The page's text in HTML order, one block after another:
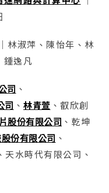
｜林淑萍、陳怡年、林
鍾逸凡
司 、
司 、 林青萱 、叡欣創
股份有限公司 、乾坤
份有限公司 、
天水時代有限公司、